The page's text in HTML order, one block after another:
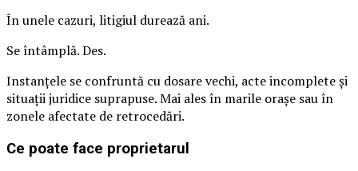
În unele cazuri, litigiul durează ani.
Se întâmplă. Des.
Instanțele se confruntă cu dosare vechi, acte incomplete și
situații juridice suprapuse. Mai ales în marile orașe sau în
zonele afectate de retrocedări.
Ce poate face proprietarul